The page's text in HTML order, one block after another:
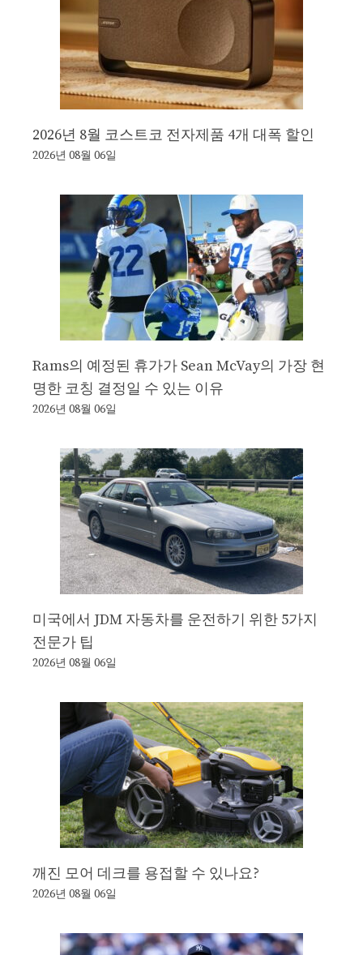
2026년 8월 코스트코 전자제품 4개 대폭 할인
2026년 08월 06일
Rams의 예정된 휴가가 Sean McVay의 가장 현
명한 코칭 결정일 수 있는 이유
2026년 08월 06일
미국에서 JDM 자동차를 운전하기 위한 5가지
전문가 팁
2026년 08월 06일
깨진 모어 데크를 용접할 수 있나요?
2026년 08월 06일